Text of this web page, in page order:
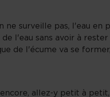
surveille pas, l'eau
l'eau sans avoir à
de l'écume va se
allez-y petit à